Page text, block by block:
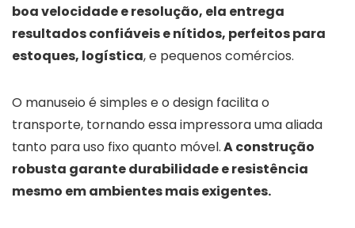
boa velocidade e resolução, ela entrega
resultados confiáveis e nítidos, perfeitos para
estoques, logística, e pequenos comércios.
O manuseio é simples e o design facilita o
transporte, tornando essa impressora uma aliada
tanto para uso fixo quanto móvel.A construção
robusta garante durabilidade e resistência
mesmo em ambientes mais exigentes.